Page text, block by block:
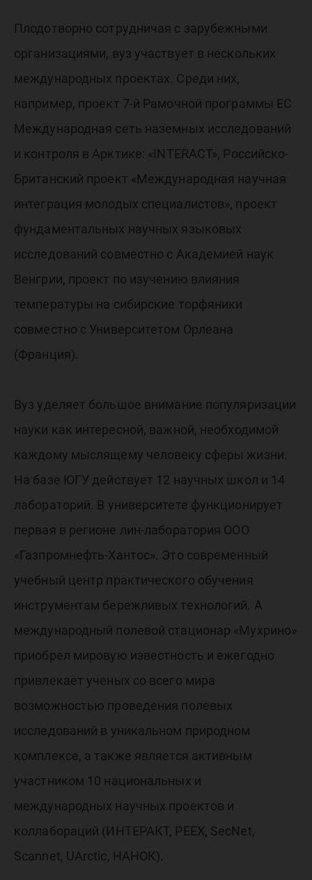
Плодотворно сотрудничая с зарубежными
организациями, вуз участвует в нескольких
международных проектах. Среди них,
например, проект 7-й Рамочной программы ЕС
Международная сеть наземных исследований
и контроля в Арктике: «INTERACT», Российско-
Британский проект «Международная научная
интеграция молодых специалистов», проект
фундаментальных научных языковых
исследований совместно с Академией наук
Венгрии, проект по изучению влияния
температуры на сибирские торфяники
совместно с Университетом Орлеана
(Франция).
Вуз уделяет большое внимание популяризации
науки как интересной, важной, необходимой
каждому мыслящему человеку сферы жизни.
На базе ЮГУ действует 12 научных школ и 14
лабораторий. В университете функционирует
первая в регионе лин-лаборатория ООО
«Газпромнефть-Хантос». Это современный
учебный центр практического обучения
инструментам бережливых технологий. А
международный полевой стационар «Мухрино»
приобрел мировую известность и ежегодно
привлекает ученых со всего мира
возможностью проведения полевых
исследований в уникальном природном
комплексе, а также является активным
участником 10 национальных и
международных научных проектов и
коллабораций (ИНТЕРАКТ, PEEX, SecNet,
Scannet, UArctic, НАНОК).